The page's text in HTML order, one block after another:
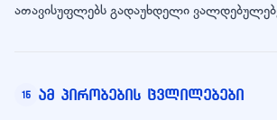
ათავისუფლებს გადაუხდელი
15 ამ პირობების ცვლილებები